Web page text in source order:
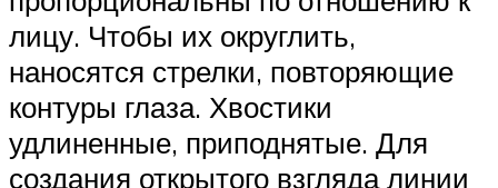
лицу. Чтобы их округлить,
наносятся стрелки, повторяющие
контуры глаза. Хвостики
удлиненные, приподнятые. Для
создания открытого взгляда линии